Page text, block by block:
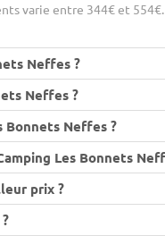
varie entre 344€ et
Neffes ?
Neffes ?
Bonnets Neffes ?
Les Bonnets
prix ?